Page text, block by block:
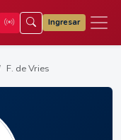
Ingresar
F. de Vries